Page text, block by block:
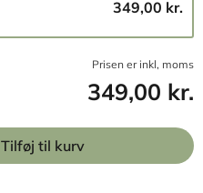
349,00 kr.
Prisen er inkl, moms
349,00 kr.
Tilføj til kurv